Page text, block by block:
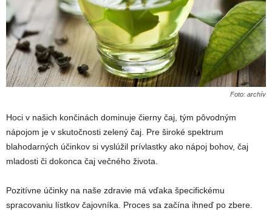
Foto: archív
Hoci v našich končinách dominuje čierny čaj, tým pôvodným
nápojom je v skutočnosti zelený čaj. Pre široké spektrum
blahodarných účinkov si vyslúžil prívlastky ako nápoj bohov, čaj
mladosti či dokonca čaj večného života.
Pozitívne účinky na naše zdravie má vďaka špecifickému
spracovaniu lístkov čajovníka. Proces sa začína ihneď po zbere.